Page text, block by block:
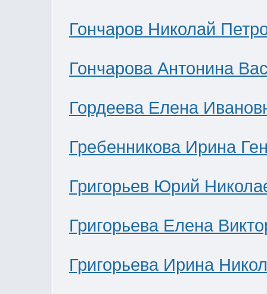
Гончаров Николай
Гончарова Антонина
Гордеева Елена
Гребенникова Ирина
Григорьев Юрий
Григорьева Елена
Григорьева Ирина